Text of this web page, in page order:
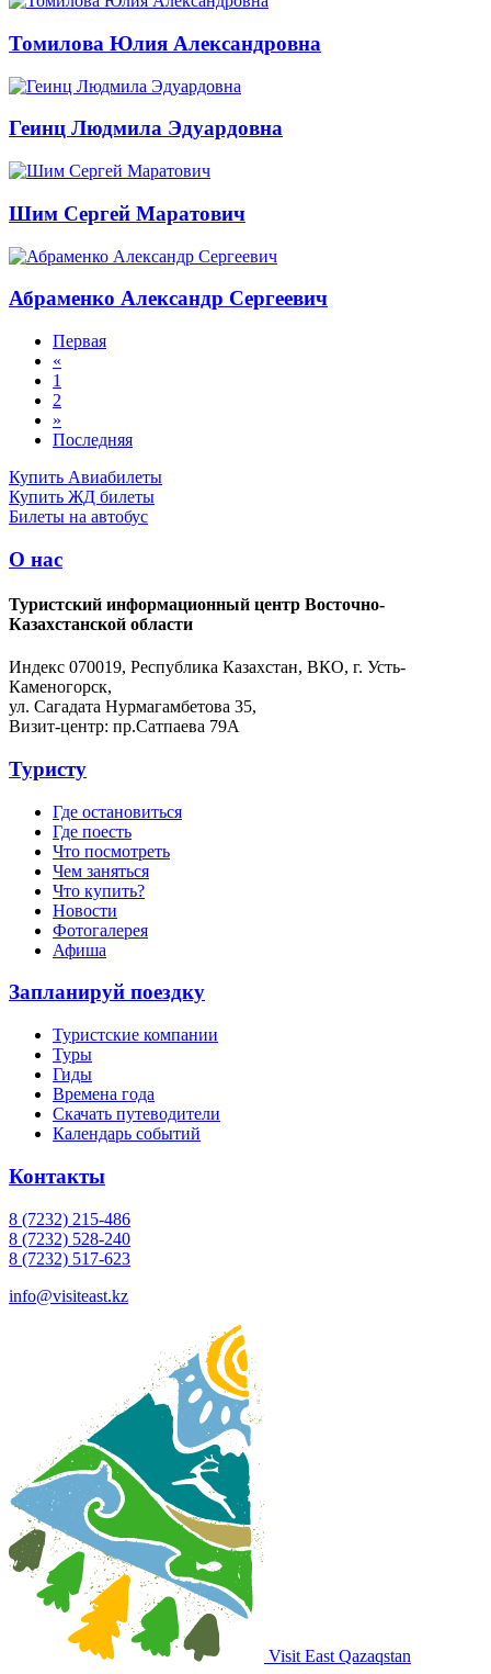
Томилова Юлия Александровна
Геинц Людмила Эдуардовна
Шим Сергей Маратович
Абраменко Александр Сергеевич
Первая
«
1
2
»
Последняя
Купить Авиабилеты
Купить ЖД билеты
Билеты на автобус
О нас
Туристский информационный центр Восточно-
Казахстанской области
Индекс 070019, Республика Казахстан, ВКО, г. Усть-
Каменогорск,
ул. Сагадата Нурмагамбетова 35,
Визит-центр: пр.Сатпаева 79А
Туристу
Где остановиться
Где поесть
Что посмотреть
Чем заняться
Что купить?
Новости
Фотогалерея
Афиша
Запланируй поездку
Туристские компании
Туры
Гиды
Времена года
Скачать путеводители
Календарь событий
Контакты
8 (7232) 215-486
8 (7232) 528-240
8 (7232) 517-623
info@visiteast.kz
Visit East Qazaqstan